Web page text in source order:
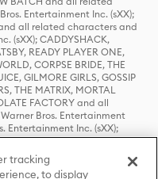
Entertainment Inc. (sXX);
and all related characters and
(sXX); CADDYSHACK,
READY PLAYER ONE,
CORPSE BRIDE, THE
GILMORE GIRLS, GOSSIP
THE MATRIX, MORTAL
FACTORY and all
Bros. Entertainment
Entertainment Inc. (sXX);
and all related
Office, Inc. (sXX); CHILLING
© & ™ Warner Bros.
tracking
to display